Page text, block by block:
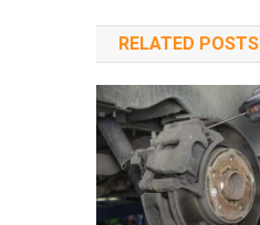
RELATED POSTS